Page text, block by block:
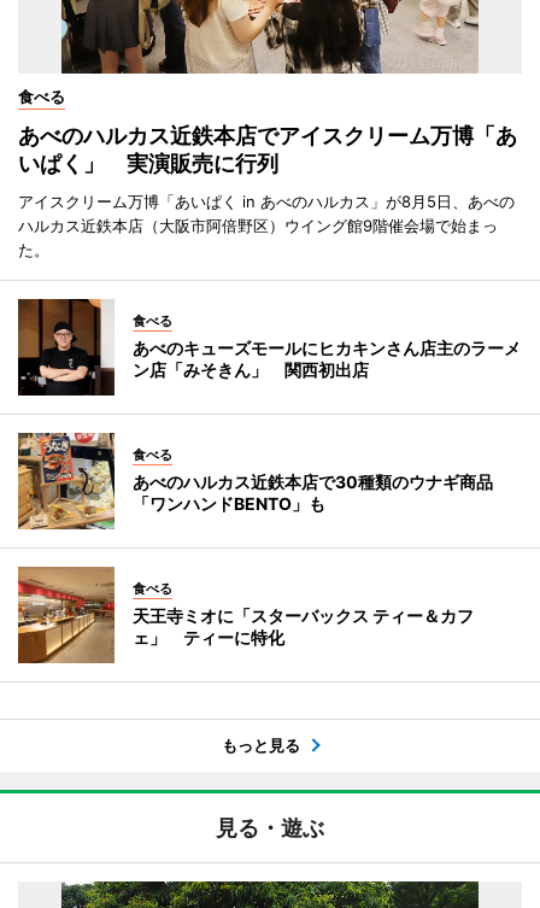
食べる
あべのハルカス近鉄本店でアイスクリーム万博「あ
いぱく」 実演販売に行列
アイスクリーム万博「あいぱく in あべのハルカス」が8月5日、あべの
ハルカス近鉄本店（大阪市阿倍野区）ウイング館9階催会場で始まっ
た。
食べる
あべのキューズモールにヒカキンさん店主のラーメ
ン店「みそきん」 関西初出店
食べる
あべのハルカス近鉄本店で30種類のウナギ商品
「ワンハンドBENTO」も
食べる
天王寺ミオに「スターバックス ティー＆カフ
ェ」 ティーに特化
もっと見る
見る・遊ぶ